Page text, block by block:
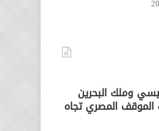
وملك البحرين
الموقف المصري تجاه